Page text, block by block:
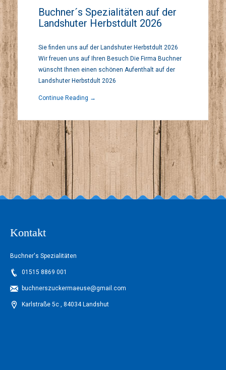
Spezialitäten
auf
Herbstdult
2026
Buchner´s Spezialitäten auf der
Landshuter Herbstdult 2026
Sie finden uns auf der Landshuter Herbstdult 2026
Wir freuen uns auf Ihren Besuch Die Firma Buchner
wünscht Ihnen einen schönen Aufenthalt auf der
Landshuter Herbstdult 2026
Continue Reading →
Kontakt
Buchner's Spezialitäten
01515 8869 001
buchnerszuckermaeuse@gmail.com
Karlstraße 5c , 84034 Landshut